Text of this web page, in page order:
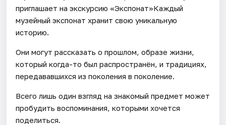
приглашает на экскурсию «Экспонат»Каждый
музейный экспонат хранит свою уникальную
историю.
Они могут рассказать о прошлом, образе жизни,
который когда-то был распространён, и традициях,
передававшихся из поколения в поколение.
Всего лишь один взгляд на знакомый предмет может
пробудить воспоминания, которыми хочется
поделиться.